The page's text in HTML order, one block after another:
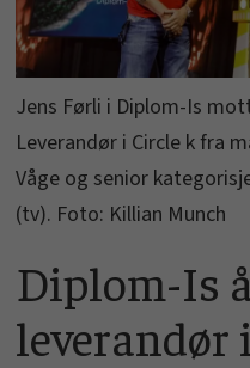
Jens Førli i Diplom-Is
Leverandør i Circle k fra
Våge og senior
(tv). Foto: Killian Munch
Diplom-Is
leverandør